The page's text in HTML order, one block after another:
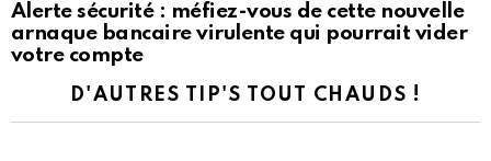
Alerte sécurité : méfiez-vous de cette nouvelle
arnaque bancaire virulente qui pourrait vider
votre compte
D'AUTRES TIP'S TOUT CHAUDS !